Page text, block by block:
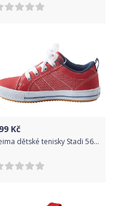
Kč
Reima dětské tenisky Stadi 569429-3830 30 červená